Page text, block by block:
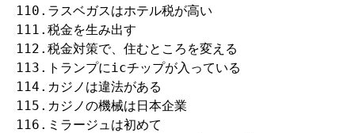
110.ラスベガスはホテル税が高い
111.税金を生み出す
112.税金対策で、住むところを変える
113.トランプにicチップが入っている
114.カジノは違法がある
115.カジノの機械は日本企業
116.ミラージュは初めて